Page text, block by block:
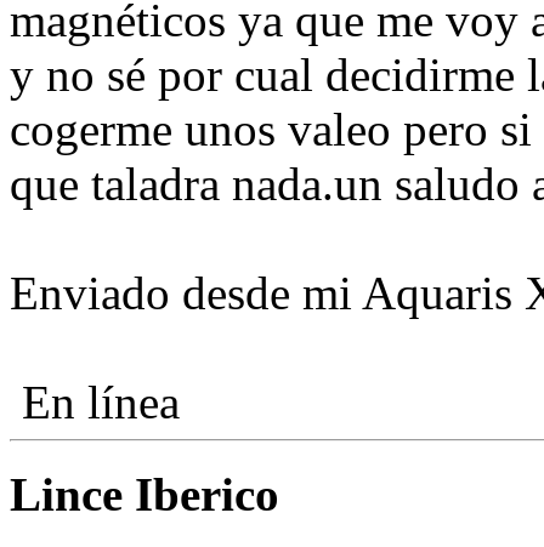
magnéticos ya que me voy
y no sé por cual decidirme
cogerme unos valeo pero
que taladra nada.un saludo
Enviado desde mi Aquaris
En línea
Lince Iberico